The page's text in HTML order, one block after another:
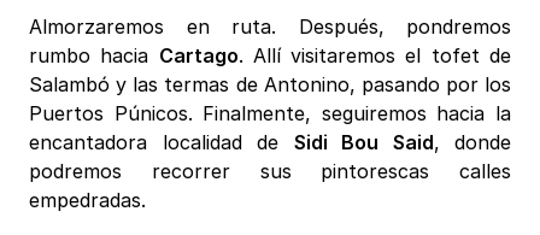
Almorzaremos en ruta. Después, pondremos
rumbo hacia Cartago. Allí visitaremos el tofet de
Salambó y las termas de Antonino, pasando por los
Puertos Púnicos. Finalmente, seguiremos hacia la
encantadora localidad de Sidi Bou Said, donde
podremos recorrer sus pintorescas calles
empedradas.